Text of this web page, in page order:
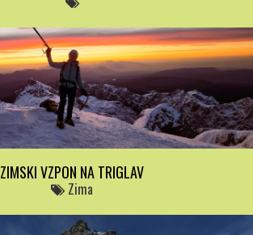
ZIMSKI VZPON NA TRIGLAV
Zima